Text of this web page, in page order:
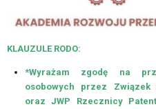
MEDIA
O
NAS
KLAUZULE RODO:
*Wyrażam zgodę na
osobowych przez Związek
oraz JWP Rzecznicy